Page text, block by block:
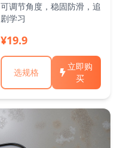
可调节角度，稳固防滑，追
剧学习
¥19.9
选规格
立即购
买